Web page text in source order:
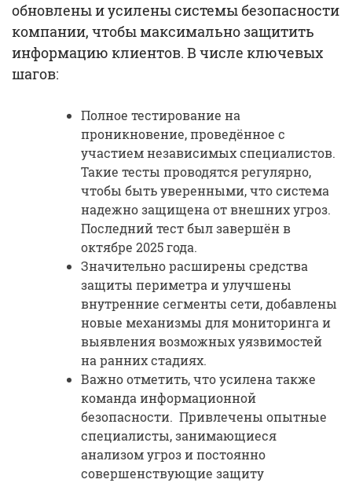
обновлены и усилены системы безопасности
компании, чтобы максимально защитить
информацию клиентов. В числе ключевых
шагов:
Полное тестирование на
проникновение, проведённое с
участием независимых специалистов.
Такие тесты проводятся регулярно,
чтобы быть уверенными, что система
надежно защищена от внешних угроз.
Последний тест был завершён в
октябре 2025 года.
Значительно расширены средства
защиты периметра и улучшены
внутренние сегменты сети, добавлены
новые механизмы для мониторинга и
выявления возможных уязвимостей
на ранних стадиях.
Важно отметить, что усилена также
команда информационной
безопасности. Привлечены опытные
специалисты, занимающиеся
анализом угроз и постоянно
совершенствующие защиту